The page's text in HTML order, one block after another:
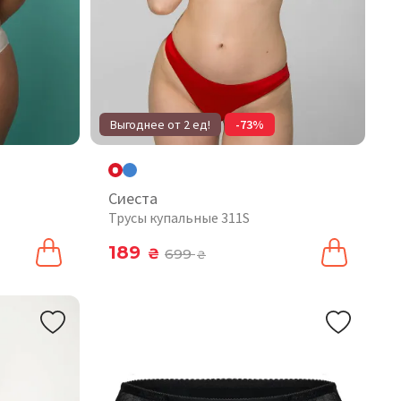
Выгоднее от 2 ед! -73%
Сиеста
Трусы купальные 311S
189 ₴ 699₴